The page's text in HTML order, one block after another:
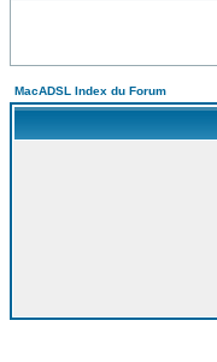
MacADSL Index du Forum